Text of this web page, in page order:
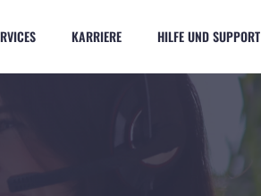
KARRIERE HILFE UND SUPPORT